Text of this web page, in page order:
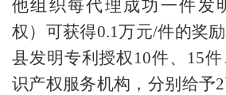
他组织每代理成功一件发
权）可获得0.1万元/件的奖
县发明专利授权10件、15
识产权服务机构，分别给予